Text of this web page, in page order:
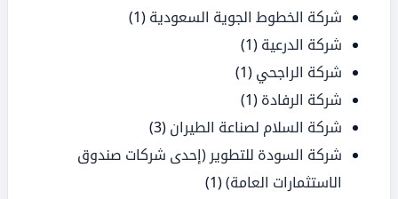
شركة الخطوط الجوية السعودية (1)
شركة الدرعية (1)
شركة الراجحي (1)
شركة الرفادة (1)
شركة السلام لصناعة الطيران (3)
شركة السودة للتطوير (إحدى شركات صندوق
الاستثمارات العامة)(1)